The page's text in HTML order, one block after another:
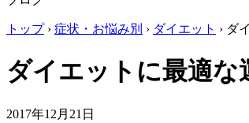
トップ› 症状・お悩み別 › ダイエット › ダ
ダイエットに最適な
2017年12月21日